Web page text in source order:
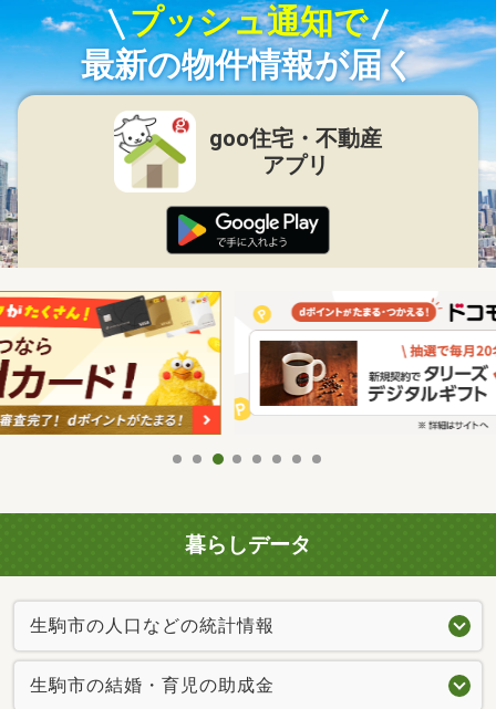
プッシュ通知で
最新の物件情報が届く
goo住宅・不動産
アプリ
暮らしデータ
生駒市の人口などの統計情報
生駒市の結婚・育児の助成金